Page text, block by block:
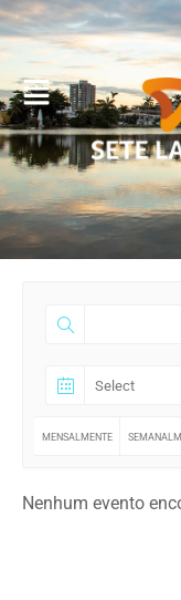
MENSALMENTE
Nenhum evento